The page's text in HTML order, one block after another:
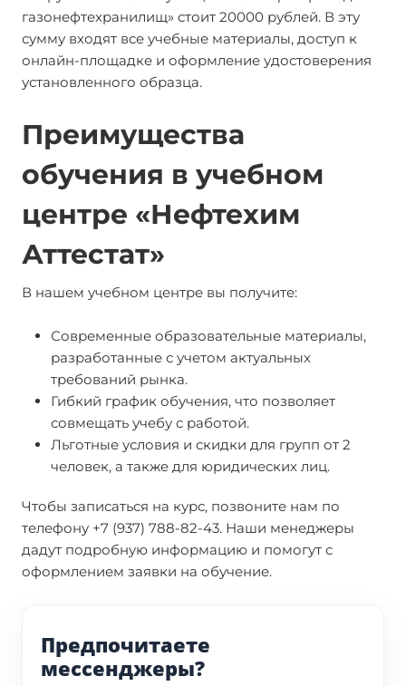
газонефтехранилищ» стоит 20000 рублей. В эту
сумму входят все учебные материалы, доступ к
онлайн-площадке и оформление удостоверения
установленного образца.
Преимущества
обучения в учебном
центре «Нефтехим
Аттестат»
В нашем учебном центре вы получите:
Современные образовательные материалы,
разработанные с учетом актуальных
требований рынка.
Гибкий график обучения, что позволяет
совмещать учебу с работой.
Льготные условия и скидки для групп от 2
человек, а также для юридических лиц.
Чтобы записаться на курс, позвоните нам по
телефону +7 (937) 788-82-43. Наши менеджеры
дадут подробную информацию и помогут с
оформлением заявки на обучение.
Предпочитаете
мессенджеры?